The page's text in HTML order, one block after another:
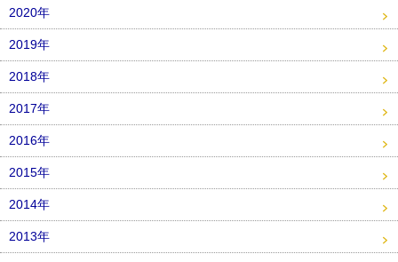
2020年
2019年
2018年
2017年
2016年
2015年
2014年
2013年